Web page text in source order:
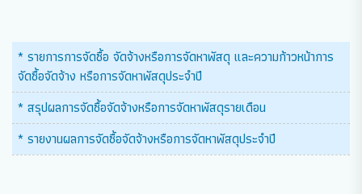
* รายการการจัดซื้อ จัดจ้างหรือการจัดหาพัสดุ และความก้าวหน้าการ
จัดซื้อจัดจ้าง หรือการจัดหาพัสดุประจำปี
* สรุปผลการจัดซื้อจัดจ้างหรือการจัดหาพัสดุรายเดือน
* รายงานผลการจัดซื้อจัดจ้างหรือการจัดหาพัสดุประจำปี